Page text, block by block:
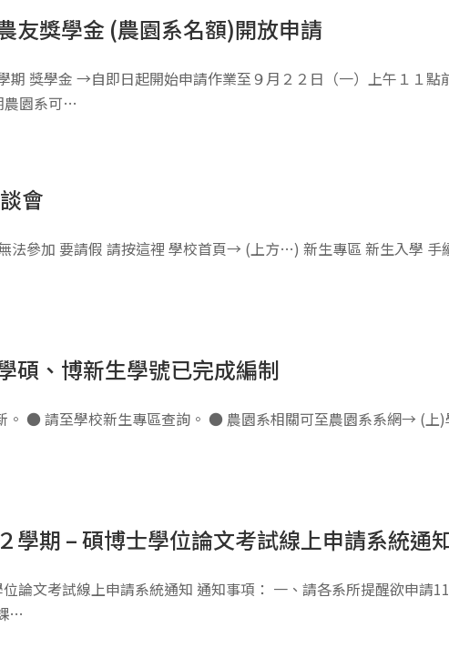
友獎學金 (農園系名額)開放申請
期 獎學金 →自即日起開始申請作業至９月２２日（一）上午１１
農園系可…
會
法參加 要請假 請按這裡 學校首頁→ (上方…) 新生專區 新生入學 手
碩、博新生學號已完成編制
。 ● 請至學校新生專區查詢。 ● 農園系相關可至農園系系網→ (
學期 – 碩博士學位論文考試線上申請系統通
論文考試線上申請系統通知 通知事項： 一、請各系所提醒欲申請
…